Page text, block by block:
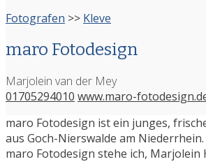
Fotografen >> Kleve
maro Fotodesign
Marjolein van der Mey
01705294010 www.maro-
maro Fotodesign ist ein junges,
aus Goch-Nierswalde am
maro Fotodesign stehe ich, Marjolein